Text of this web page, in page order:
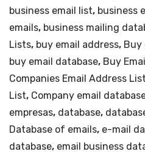
business email list, business
emails, business mailing
Lists, buy email address, Buy
buy email database, Buy
Companies Email Address List
List, Company email
empresas, database,
Database of emails, e-mail
database, email business